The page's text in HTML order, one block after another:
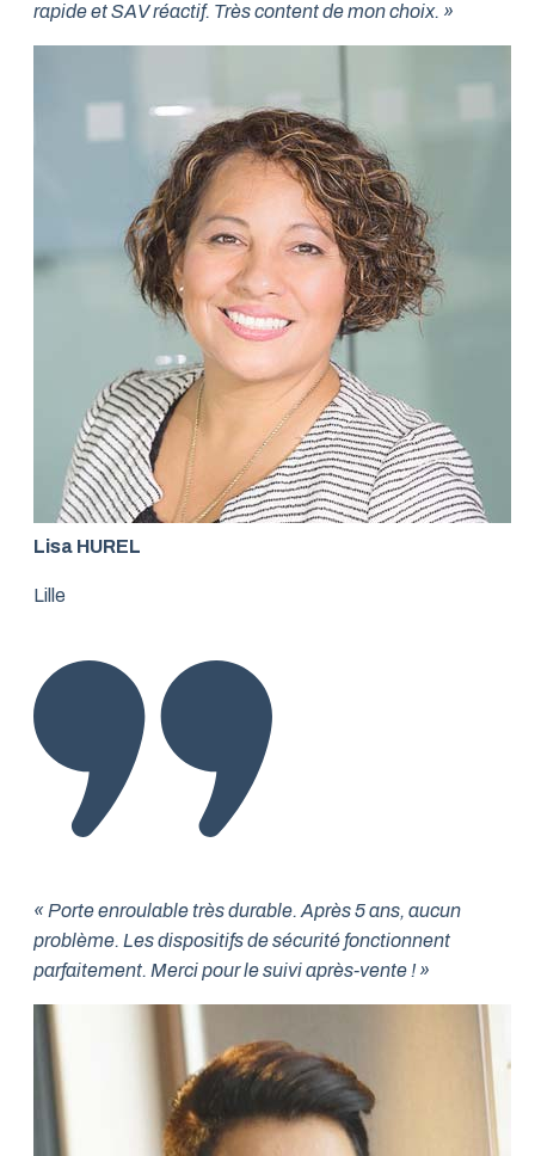
rapide et SAV réactif. Très content de mon choix. »
Lisa HUREL
Lille
« Porte enroulable très durable. Après 5 ans, aucun
problème. Les dispositifs de sécurité fonctionnent
parfaitement. Merci pour le suivi après-vente ! »